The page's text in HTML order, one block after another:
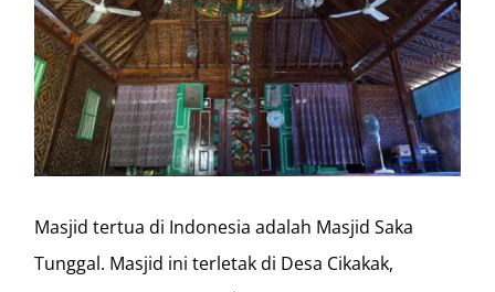
Masjid tertua di Indonesia adalah Masjid Saka
Tunggal. Masjid ini terletak di Desa Cikakak,